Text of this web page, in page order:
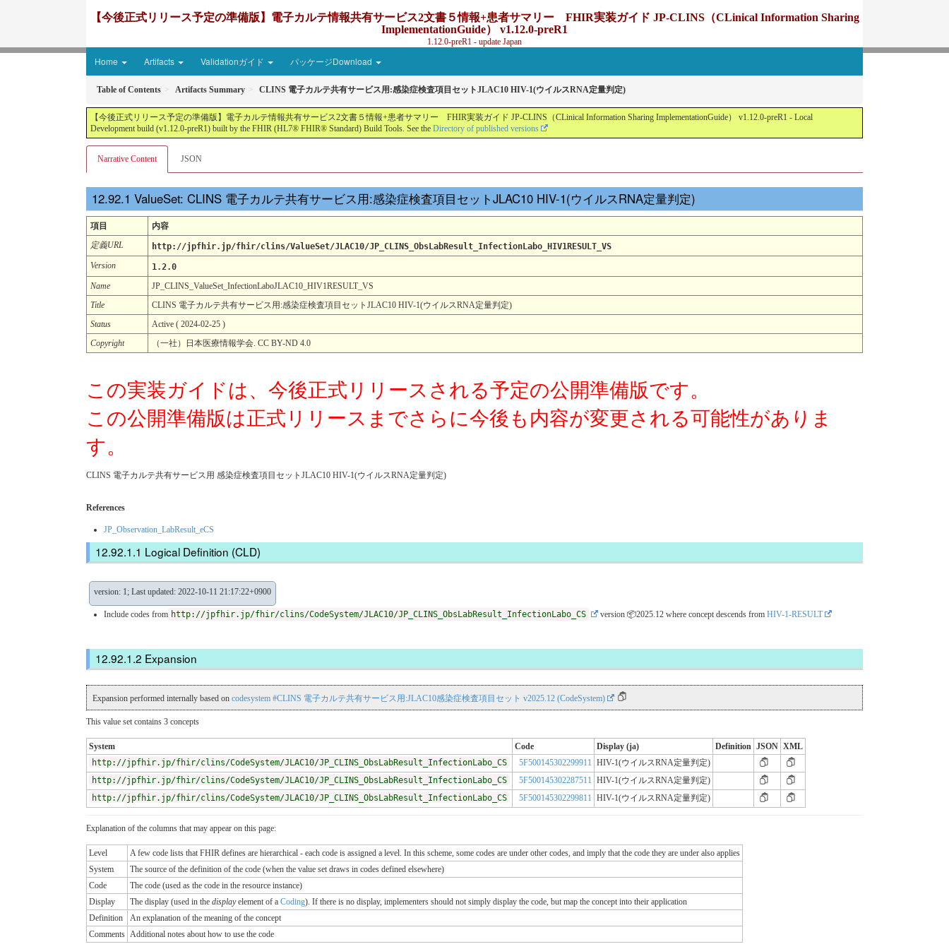
【今後正式リリース予定の準備版】電子カルテ情報共有サービス2文書５情報+患者サマリー FHIR実装ガイド JP-CLINS（CLinical Information Sharing
ImplementationGuide） v1.12.0-preR1
1.12.0-preR1 - update Japan
Home Artifacts Validationガイド パッケージDownload
Table of Contents Artifacts Summary CLINS 電子カルテ共有サービス用:感染症検査項目セットJLAC10 HIV-1(ウイルスRNA定量判定)
【今後正式リリース予定の準備版】電子カルテ情報共有サービス2文書５情報+患者サマリー FHIR実装ガイド JP-CLINS（CLinical Information Sharing ImplementationGuide） v1.12.0-preR1 - Local
Development build (v1.12.0-preR1) built by the FHIR (HL7® FHIR® Standard) Build Tools. See the Directory of published versions
Narrative Content JSON
ValueSet: CLINS 電子カルテ共有サービス用:感染症検査項目セットJLAC10 HIV-1(ウイルスRNA定量判定)
項目
内容
定義URL
http://jpfhir.jp/fhir/clins/ValueSet/JLAC10/JP_CLINS_ObsLabResult_InfectionLabo_HIV1RESULT_VS
Version
1.2.0
Name
JP_CLINS_ValueSet_InfectionLaboJLAC10_HIV1RESULT_VS
Title
CLINS 電子カルテ共有サービス用:感染症検査項目セットJLAC10 HIV-1(ウイルスRNA定量判定)
Status
Active ( 2024-02-25 )
Copyright
（一社）日本医療情報学会. CC BY-ND 4.0
この実装ガイドは、今後正式リリースされる予定の公開準備版です。
この公開準備版は正式リリースまでさらに今後も内容が変更される可能性がありま
す。
CLINS 電子カルテ共有サービス用 感染症検査項目セットJLAC10 HIV-1(ウイルスRNA定量判定)
References
JP_Observation_LabResult_eCS
Logical Definition (CLD)
version: 1; Last updated: 2022-10-11 21:17:22+0900
Include codes from http://jpfhir.jp/fhir/clins/CodeSystem/JLAC10/JP_CLINS_ObsLabResult_InfectionLabo_CS version 📦2025.12 where concept descends from HIV-1-RESULT
Expansion
Expansion performed internally based on codesystem #CLINS 電子カルテ共有サービス用:JLAC10感染症検査項目セット v2025.12 (CodeSystem)
This value set contains 3 concepts
System Code Display (ja) Definition JSON XML
http://jpfhir.jp/fhir/clins/CodeSystem/JLAC10/JP_CLINS_ObsLabResult_InfectionLabo_CS
5F500145302299911 HIV-1(ウイルスRNA定量判定)
http://jpfhir.jp/fhir/clins/CodeSystem/JLAC10/JP_CLINS_ObsLabResult_InfectionLabo_CS
5F500145302287511 HIV-1(ウイルスRNA定量判定)
http://jpfhir.jp/fhir/clins/CodeSystem/JLAC10/JP_CLINS_ObsLabResult_InfectionLabo_CS
5F500145302299811 HIV-1(ウイルスRNA定量判定)
Explanation of the columns that may appear on this page:
Level
A few code lists that FHIR defines are hierarchical - each code is assigned a level. In this scheme, some codes are under other codes, and imply that the code they are under also applies
System
The source of the definition of the code (when the value set draws in codes defined elsewhere)
Code
The code (used as the code in the resource instance)
Display
The display (used in the displayelement of a Coding). If there is no display, implementers should not simply display the code, but map the concept into their application
Definition
An explanation of the meaning of the concept
Comments Additional notes about how to use the code